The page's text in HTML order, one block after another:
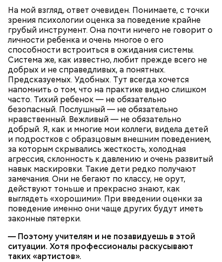
На мой взгляд, ответ очевиден. Понимаете, с точки
зрения психологии оценка за поведение крайне
грубый инструмент. Она почти ничего не говорит о
личности ребенка и очень многое о его
способности встроиться в ожидания системы.
Система же, как известно, любит прежде всего не
добрых и не справедливых, а понятных.
Предсказуемых. Удобных. Тут всегда хочется
напомнить о том, что на практике видно слишком
часто. Тихий ребенок — не обязательно
безопасный. Послушный — не обязательно
нравственный. Вежливый — не обязательно
добрый. Я, как и многие мои коллеги, видела детей
и подростков с образцовым внешним поведением,
за которым скрывались жесткость, холодная
агрессия, склонность к давлению и очень развитый
навык маскировки. Такие дети редко получают
замечания. Они не бегают по классу, не орут,
действуют тоньше и прекрасно знают, как
выглядеть «хорошими». При введении оценки за
поведение именно они чаще других будут иметь
законные пятерки.
— Поэтому учителям и не позавидуешь в этой
ситуации. Хотя профессионалы раскусывают
таких «артистов».
лук;
морковь;
томаты.
Зажарка в этом блюде необязательна, но ей можно
немного разнообразить еду. Для этого нужно
обжарить нарезанные лук, морковь и томаты.